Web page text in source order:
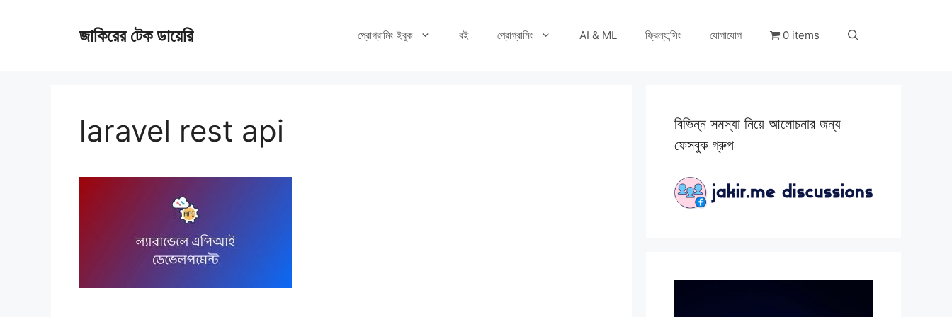
জাকিরের টেক ডায়েরি প্রোগ্রামিং ইবুক বই প্রোগ্রামিং AI & ML ফ্রিল্যান্সিং যোগাযোগ 0 items
laravel rest api
বিভিন্ন সমস্যা নিয়ে আলোচনার জন্য
ফেসবুক গ্রুপ